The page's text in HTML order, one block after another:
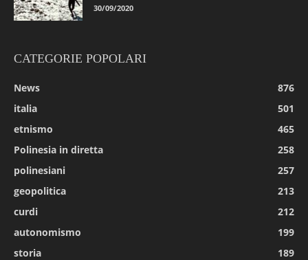
30/09/2020
CATEGORIE POPOLARI
News
876
italia
501
etnismo
465
Polinesia in diretta
258
polinesiani
257
geopolitica
213
curdi
212
autonomismo
199
storia
189